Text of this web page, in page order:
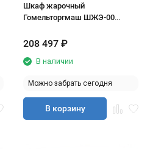
Шкаф жарочный
Гомельторгмаш ШЖЭ-00
208 497 ₽
В наличии
Можно забрать сегодня
В корзину